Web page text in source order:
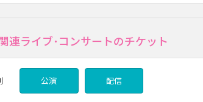
連ライブ･コンサートのチケット
公演 配信